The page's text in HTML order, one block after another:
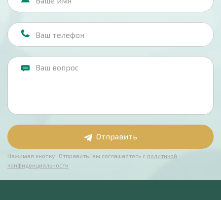
Отправить
Нажимая кнопку “Отправить” вы соглашаетесь с политикой
конфиденциальности